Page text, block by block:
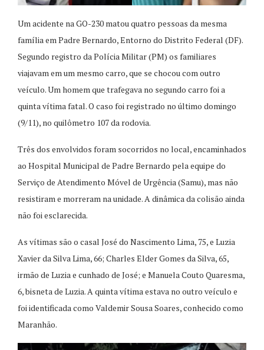
Um acidente na GO-230 matou quatro pessoas da mesma
família em Padre Bernardo, Entorno do Distrito Federal (DF).
Segundo registro da Polícia Militar (PM) os familiares
viajavam em um mesmo carro, que se chocou com outro
veículo. Um homem que trafegava no segundo carro foi a
quinta vítima fatal. O caso foi registrado no último domingo
(9/11), no quilômetro 107 da rodovia.
Três dos envolvidos foram socorridos no local, encaminhados
ao Hospital Municipal de Padre Bernardo pela equipe do
Serviço de Atendimento Móvel de Urgência (Samu), mas não
resistiram e morreram na unidade. A dinâmica da colisão ainda
não foi esclarecida.
As vítimas são o casal José do Nascimento Lima, 75, e Luzia
Xavier da Silva Lima, 66; Charles Elder Gomes da Silva, 65,
irmão de Luzia e cunhado de José; e Manuela Couto Quaresma,
6, bisneta de Luzia. A quinta vítima estava no outro veículo e
foi identificada como Valdemir Sousa Soares, conhecido como
Maranhão.